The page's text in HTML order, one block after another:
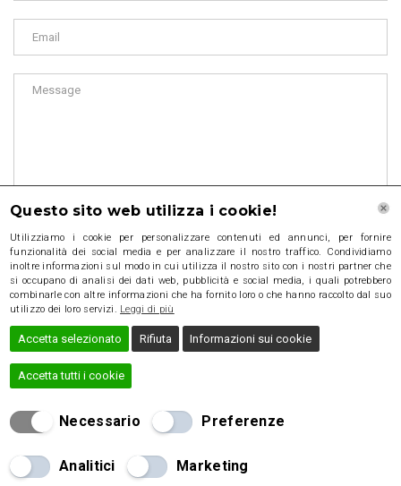
2016 Brick Template, All rights reserved
Questo sito web utilizza i cookie!
Utilizziamo i cookie per personalizzare contenuti ed annunci, per fornire
funzionalità dei social media e per analizzare il nostro traffico. Condividiamo
inoltre informazioni sul modo in cui utilizza il nostro sito con i nostri partner che
si occupano di analisi dei dati web, pubblicità e social media, i quali potrebbero
combinarle con altre informazioni che ha fornito loro o che hanno raccolto dal suo
utilizzo dei loro servizi. Leggi di più
Accetta selezionato Rifiuta Informazioni sui cookie
Accetta tutti i cookie
Necessario Preferenze
Analitici Marketing